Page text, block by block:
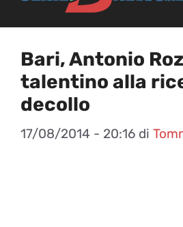
Bari, Antonio
talentino alla
decollo
17/08/2014 - 20:16 di